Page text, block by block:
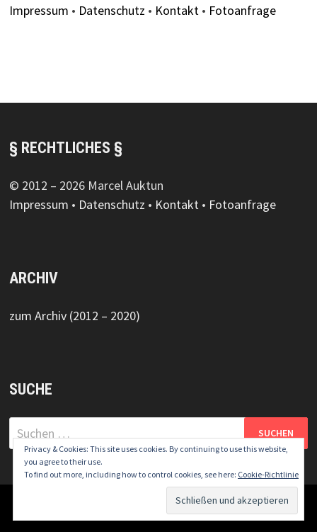
Impressum • Datenschutz • Kontakt• Fotoanfrage
§ RECHTLICHES §
© 2012 – 2026 Marcel Auktun
Impressum • Datenschutz • Kontakt• Fotoanfrage
ARCHIV
zum Archiv (2012 – 2020)
SUCHE
Suchen
nach:
Copyright © 2026
Privacy & Cookies: This site uses cookies. By continuing to use this website,
you agree to their use.
To find out more, including how to control cookies, see here: Cookie-Richtlinie